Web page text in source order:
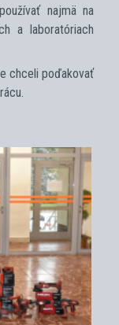
najmä na
a laboratóriach
chceli poďakovať